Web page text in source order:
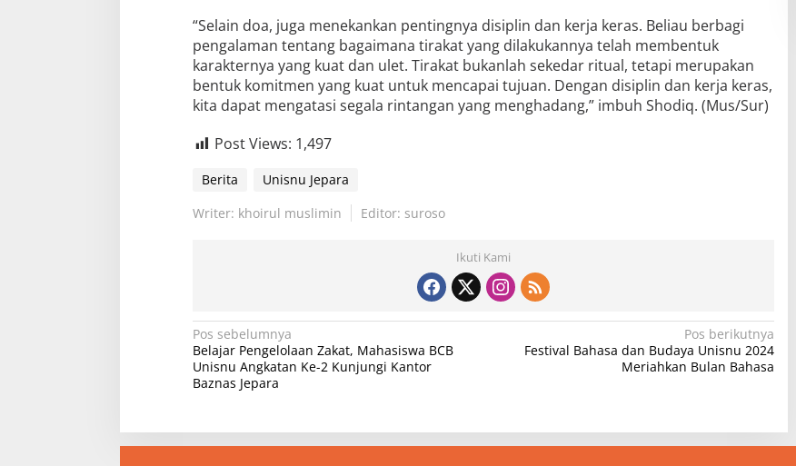
“Selain doa, juga menekankan pentingnya disiplin dan kerja keras. Beliau berbagi
pengalaman tentang bagaimana tirakat yang dilakukannya telah membentuk
karakternya yang kuat dan ulet. Tirakat bukanlah sekedar ritual, tetapi merupakan
bentuk komitmen yang kuat untuk mencapai tujuan. Dengan disiplin dan kerja keras,
kita dapat mengatasi segala rintangan yang menghadang,” imbuh Shodiq. (Mus/Sur)
Post Views: 1,497
Berita
Unisnu Jepara
Writer: khoirul muslimin
Editor: suroso
Ikuti Kami
N
a
v
g
Pos sebelumnya
Belajar Pengelolaan Zakat, Mahasiswa BCB
Unisnu Angkatan Ke-2 Kunjungi Kantor
Baznas Jepara
Pos berikutnya
Festival Bahasa dan Budaya Unisnu 2024
Meriahkan Bulan Bahasa